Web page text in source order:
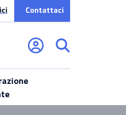
Contattaci